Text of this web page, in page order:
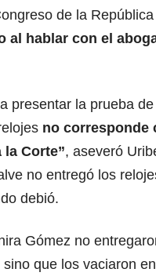
de la
al hablar con el
presentar la prueba
no corresponde
la Corte”, aseveró
no entregó los
debió.
Gómez no
que los vaciaron